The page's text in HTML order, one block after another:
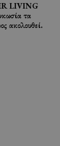
LIVING
τα
ακολουθεί.